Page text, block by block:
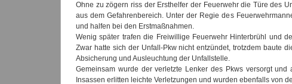
Ohne zu zögern riss der Ersthelfer der Feuerwehr die Türe des
aus dem Gefahrenbereich. Unter der Regie des
und halfen bei den Erstmaßnahmen.
Wenig später trafen die Freiwillige Feuerwehr Hinterbrühl und
Zwar hatte sich der Unfall-Pkw nicht entzündet, trotzdem baute
Absicherung und Ausleuchtung der Unfallstelle.
Gemeinsam wurde der verletzte Lenker des Pkws versorgt
Insassen erlitten leichte Verletzungen und wurden ebenfalls von